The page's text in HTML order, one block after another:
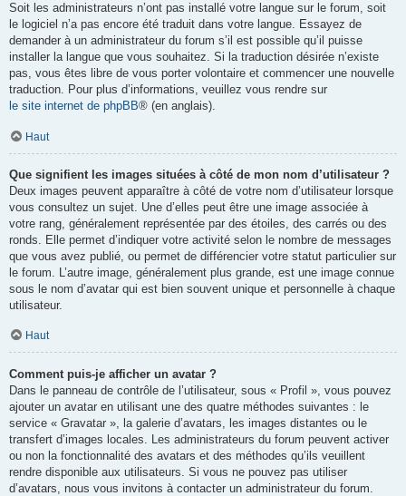
Soit les administrateurs n’ont pas installé votre langue sur le forum, soit
le logiciel n’a pas encore été traduit dans votre langue. Essayez de
demander à un administrateur du forum s’il est possible qu’il puisse
installer la langue que vous souhaitez. Si la traduction désirée n’existe
pas, vous êtes libre de vous porter volontaire et commencer une nouvelle
traduction. Pour plus d’informations, veuillez vous rendre sur
le site internet de phpBB® (en anglais).
Haut
Que signifient les images situées à côté de mon nom d’utilisateur ?
Deux images peuvent apparaître à côté de votre nom d’utilisateur lorsque
vous consultez un sujet. Une d’elles peut être une image associée à
votre rang, généralement représentée par des étoiles, des carrés ou des
ronds. Elle permet d’indiquer votre activité selon le nombre de messages
que vous avez publié, ou permet de différencier votre statut particulier sur
le forum. L’autre image, généralement plus grande, est une image connue
sous le nom d’avatar qui est bien souvent unique et personnelle à chaque
utilisateur.
Haut
Comment puis-je afficher un avatar ?
Dans le panneau de contrôle de l’utilisateur, sous « Profil », vous pouvez
ajouter un avatar en utilisant une des quatre méthodes suivantes : le
service « Gravatar », la galerie d’avatars, les images distantes ou le
transfert d’images locales. Les administrateurs du forum peuvent activer
ou non la fonctionnalité des avatars et des méthodes qu’ils veuillent
rendre disponible aux utilisateurs. Si vous ne pouvez pas utiliser
d’avatars, nous vous invitons à contacter un administrateur du forum.